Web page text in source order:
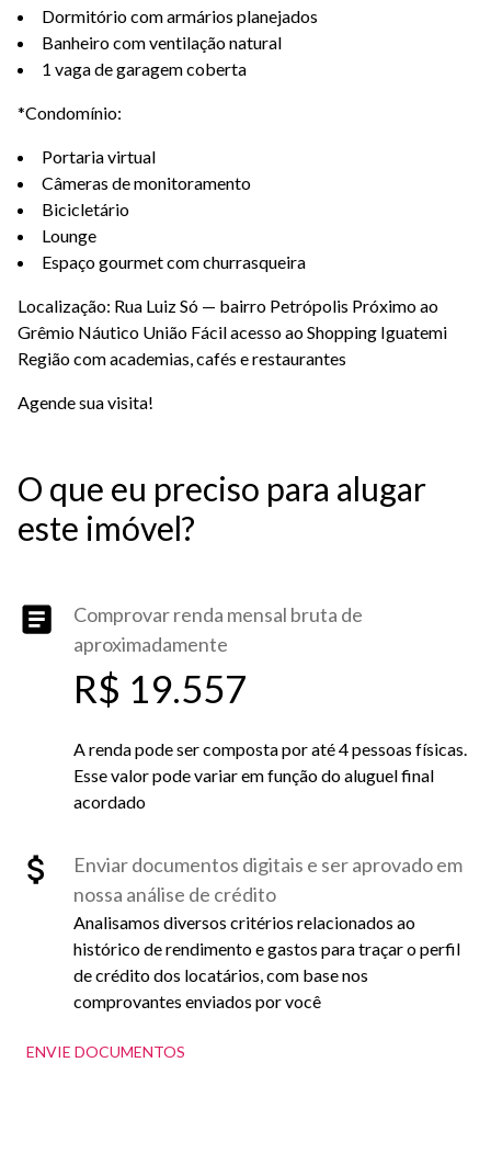
Dormitório com armários planejados
Banheiro com ventilação natural
1 vaga de garagem coberta
*Condomínio:
Portaria virtual
Câmeras de monitoramento
Bicicletário
Lounge
Espaço gourmet com churrasqueira
Localização: Rua Luiz Só — bairro Petrópolis Próximo ao
Grêmio Náutico União Fácil acesso ao Shopping Iguatemi
Região com academias, cafés e restaurantes
Agende sua visita!
O que eu preciso para alugar
este imóvel?
Comprovar renda mensal bruta de
aproximadamente
R$ 19.557
A renda pode ser composta por até 4 pessoas físicas.
Esse valor pode variar em função do aluguel final
acordado
Enviar documentos digitais e ser aprovado em
nossa análise de crédito
Analisamos diversos critérios relacionados ao
histórico de rendimento e gastos para traçar o perfil
de crédito dos locatários, com base nos
comprovantes enviados por você
ENVIE DOCUMENTOS